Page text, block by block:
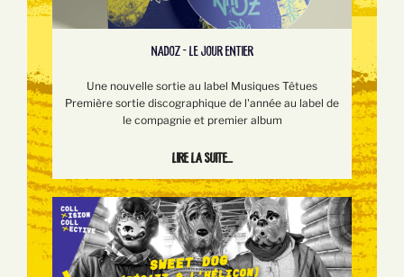
NADOZ - LE JOUR ENTIER
Une nouvelle sortie au label Musiques Têtues
Première sortie discographique de l'année au label de
le compagnie et premier album
Lire la suite...